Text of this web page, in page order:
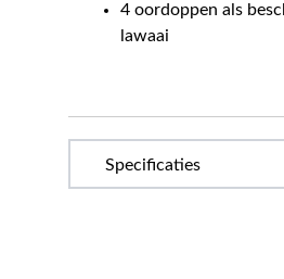
4 oordoppen als
lawaai